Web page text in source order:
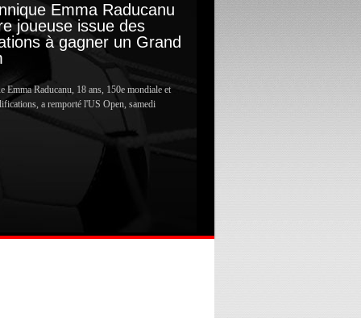
Emma Raducanu
joueuse issue des
à gagner un Grand
Emma Raducanu, 18 ans, 150e mondiale et
a remporté l'US Open, samedi